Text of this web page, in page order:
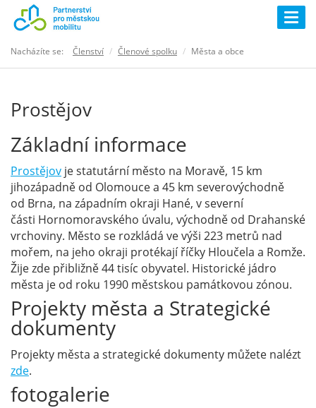
Nacházíte se: Členství Členové spolku Města a obce
Prostějov
Základní informace
Prostějov je statutární město na Moravě, 15 km
jihozápadně od Olomouce a 45 km severovýchodně
od Brna, na západním okraji Hané, v severní
části Hornomoravského úvalu, východně od Drahanské
vrchoviny. Město se rozkládá ve výši 223 metrů nad
mořem, na jeho okraji protékají říčky Hloučela a Romže.
Žije zde přibližně 44 tisíc obyvatel. Historické jádro
města je od roku 1990 městskou památkovou zónou.
Projekty města a Strategické
dokumenty
Projekty města a strategické dokumenty můžete nalézt
zde.
fotogalerie